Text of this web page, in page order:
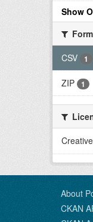
Show
CSV
1
ZIP 1
About
CKAN